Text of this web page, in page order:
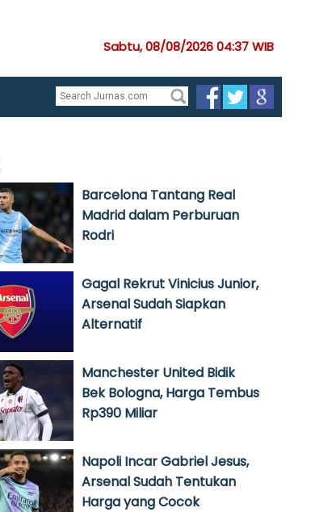
Sabtu, 08/08/2026 04:37 WIB
Barcelona Tantang Real
Madrid dalam Perburuan
Rodri
Gagal Rekrut Vinicius Junior,
Arsenal Sudah Siapkan
Alternatif
Manchester United Bidik
Bek Bologna, Harga Tembus
Rp390 Miliar
Napoli Incar Gabriel Jesus,
Arsenal Sudah Tentukan
Harga yang Cocok